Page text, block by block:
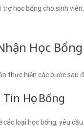
học bổng cho sinh
Học Bổng
thực hiện các bước sau
Học Bổng
loại học bổng, yêu